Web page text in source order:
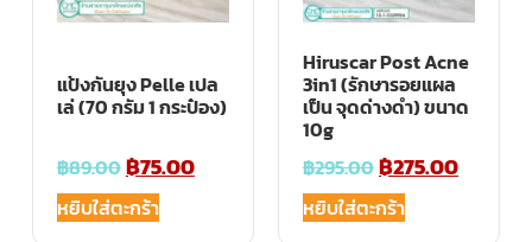
แป้งกันยุง Pelle เปล
เล่ (70 กรัม 1 กระป๋อง)
฿89.00฿75.00
หยิบใส่ตะกร้า
Hiruscar Post Acne
3in1 (รักษารอยแผล
เป็น จุดด่างดำ) ขนาด
10g
฿295.00฿275.00
หยิบใส่ตะกร้า